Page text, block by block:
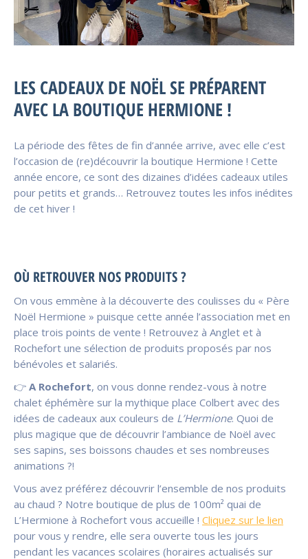
LES CADEAUX DE NOËL SE PRÉPARENT
AVEC LA BOUTIQUE HERMIONE !
La période des fêtes de fin d’année arrive, avec elle c’est
l’occasion de (re)découvrir la boutique Hermione ! Cette
année encore, ce sont des dizaines d’idées cadeaux utiles
pour petits et grands… Retrouvez toutes les infos inédites
de cet hiver !
OÙ RETROUVER NOS PRODUITS ?
On vous emmène à la découverte des coulisses du « Père
Noël Hermione » puisque cette année l’association met en
place trois points de vente ! Retrouvez à Anglet et à
Rochefort une sélection de produits proposés par nos
bénévoles et salariés.
👉 A Rochefort, on vous donne rendez-vous à notre
chalet éphémère sur la mythique place Colbert avec des
idées de cadeaux aux couleurs de L’Hermione. Quoi de
plus magique que de découvrir l’ambiance de Noël avec
ses sapins, ses boissons chaudes et ses nombreuses
animations ?!
Vous avez préférez découvrir l’ensemble de nos produits
au chaud ? Notre boutique de plus de 100m² quai de
L’Hermione à Rochefort vous accueille ! Cliquez sur le lien
pour vous y rendre, elle sera ouverte tous les jours
pendant les vacances scolaires (horaires actualisés sur